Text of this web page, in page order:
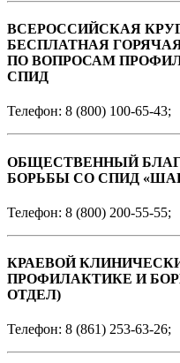
ВСЕРОССИЙСКАЯ
БЕСПЛАТНАЯ
ПО ВОПРОСАМ
СПИД
Телефон: 8 (800) 100-65-43;
ОБЩЕСТВЕННЫЙ
БОРЬБЫ СО СПИД
Телефон: 8 (800) 200-55-55;
КРАЕВОЙ
ПРОФИЛАКТИКЕ И
ОТДЕЛ)
Телефон: 8 (861) 253-63-26;